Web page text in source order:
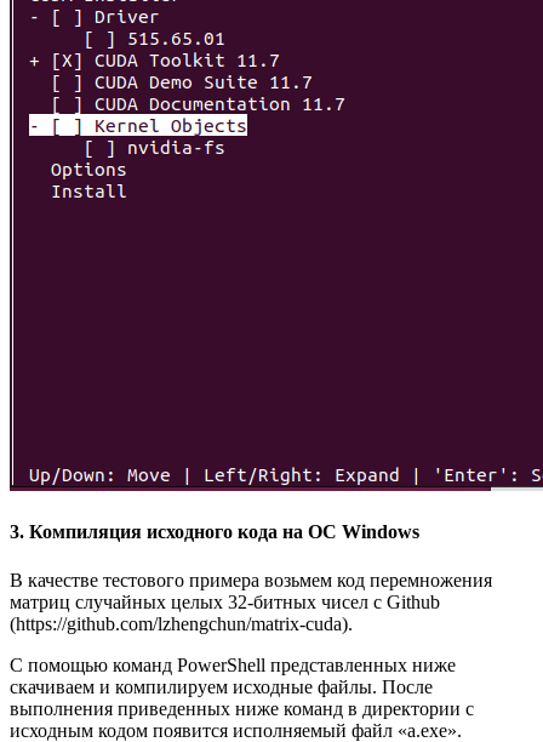
3. Компиляция исходного кода на ОС Windows
В качестве тестового примера возьмем код перемножения
матриц случайных целых 32-битных чисел с Github
(https://github.com/lzhengchun/matrix-cuda).
С помощью команд PowerShell представленных ниже
скачиваем и компилируем исходные файлы. После
выполнения приведенных ниже команд в директории с
исходным кодом появится исполняемый файл «a.exe».